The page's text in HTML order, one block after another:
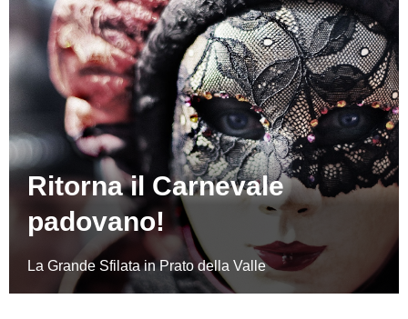
Ritorna il Carnevale
padovano!
La Grande Sfilata in Prato della Valle